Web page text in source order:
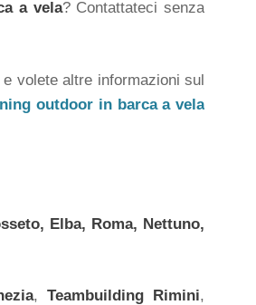
a vela? Contattateci senza
volete altre informazioni sul
outdoor in barca a vela
Elba, Roma, Nettuno,
, Teambuilding Rimini,